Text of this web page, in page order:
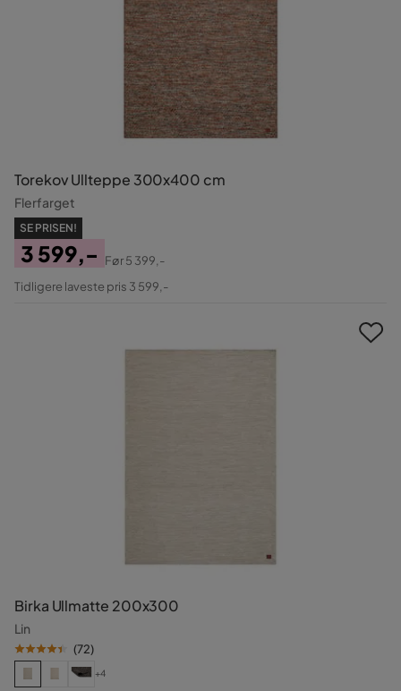
Torekov Ullteppe 300x400 cm
Flerfarget
SE PRISEN!
Pris
3 599,-
Original
Før5 399,-
Tidligere laveste pris 3 599,-
Birka Ullmatte 200x300
Lin
(72)
+4